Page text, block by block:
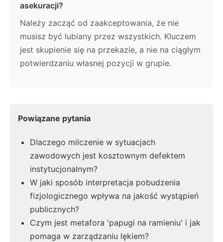
asekuracji?
Należy zacząć od zaakceptowania, że nie
musisz być lubiany przez wszystkich. Kluczem
jest skupienie się na przekazie, a nie na ciągłym
potwierdzaniu własnej pozycji w grupie.
Powiązane pytania
Dlaczego milczenie w sytuacjach
zawodowych jest kosztownym defektem
instytucjonalnym?
W jaki sposób interpretacja pobudzenia
fizjologicznego wpływa na jakość wystąpień
publicznych?
Czym jest metafora 'papugi na ramieniu' i jak
pomaga w zarządzaniu lękiem?